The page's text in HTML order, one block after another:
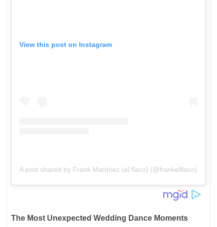
View this post on Instagram
A post shared by Frank Martínez (el flaco) (@frankelflaco)